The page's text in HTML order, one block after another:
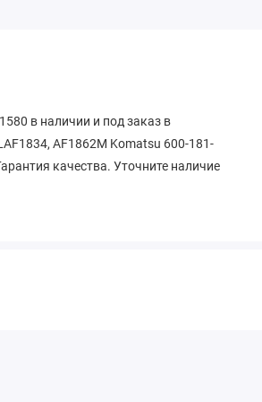
в наличии и под заказ в
AF1862M Komatsu 600-181-
качества. Уточните наличие